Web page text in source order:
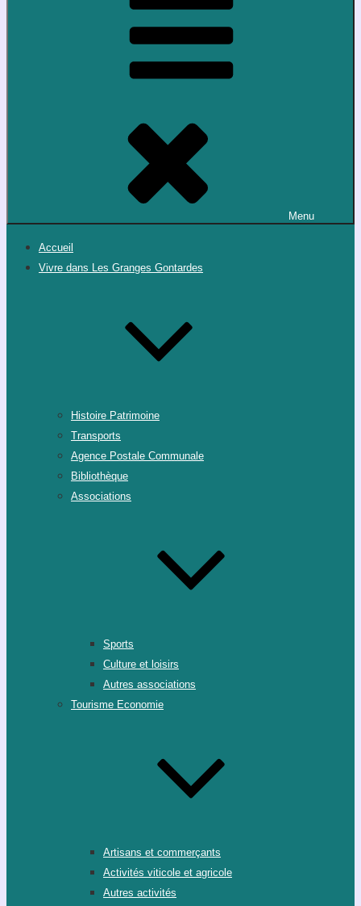
Menu
Accueil
Vivre dans Les Granges Gontardes
Histoire Patrimoine
Transports
Agence Postale Communale
Bibliothèque
Associations
Sports
Culture et loisirs
Autres associations
Tourisme Economie
Artisans et commerçants
Activités viticole et agricole
Autres activités